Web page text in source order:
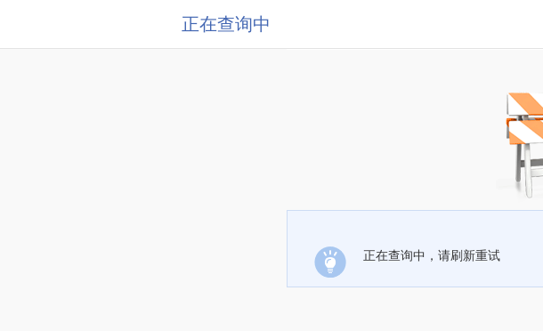
正在查询中
正在查询中，请刷新重试